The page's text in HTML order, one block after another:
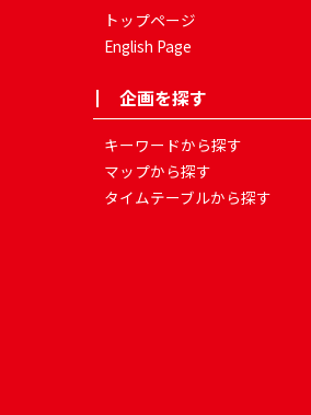
トップページ
English Page
企画を探す
キーワードから探す
マップから探す
タイムテーブルから探す